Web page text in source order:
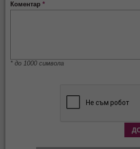
Коментар*
* до 1000 символа